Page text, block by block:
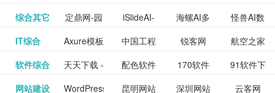
全 频
包括上映
_www.sanmao.com.cn_
素材免费
图库
nas论
坛|nas1.cn|nas1|nas
文写作-AI
毕业设计-
作 - 国内
领先的AI
图片、文
案创作平
讯飞星火-
懂我的AI
助手
更多>>
综合其它 定鼎网-园
林景观建
筑室内设
iSlideAI-
一键生成
PPT模板
海螺AI多
模态大语
言模型
怪兽AI数
字人
九章开物 更多>>
IT综合 Axure模板
网
中国工程
科技知识
锐客网
航空之家
牛品汇
更多>>
软件综合 天天下载 - 配色软件 170软件 91软件下
yx12345 更多>>
网站建设 WordPress 昆明网站 深圳网站 云客网